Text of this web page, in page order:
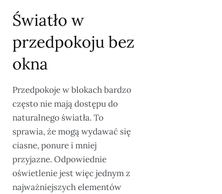
Światło w
przedpokoju bez
okna
Przedpokoje w blokach bardzo
często nie mają dostępu do
naturalnego światła. To
sprawia, że mogą wydawać się
ciasne, ponure i mniej
przyjazne. Odpowiednie
oświetlenie jest więc jednym z
najważniejszych elementów